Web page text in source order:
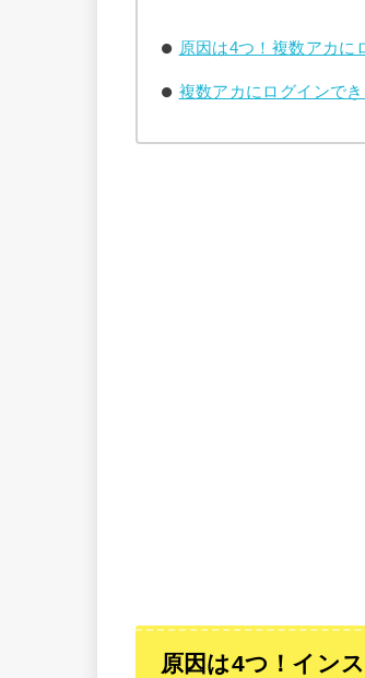
原因は4つ！複数アカに
複数アカにログインで
原因は4つ！イン